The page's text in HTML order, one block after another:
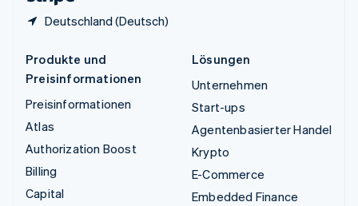
Deutschland (Deutsch)
Produkte und
Preisinformationen
Preisinformationen
Atlas
Authorization Boost
Billing
Capital
Lösungen
Unternehmen
Start-ups
Agentenbasierter Handel
Krypto
E-Commerce
Embedded Finance